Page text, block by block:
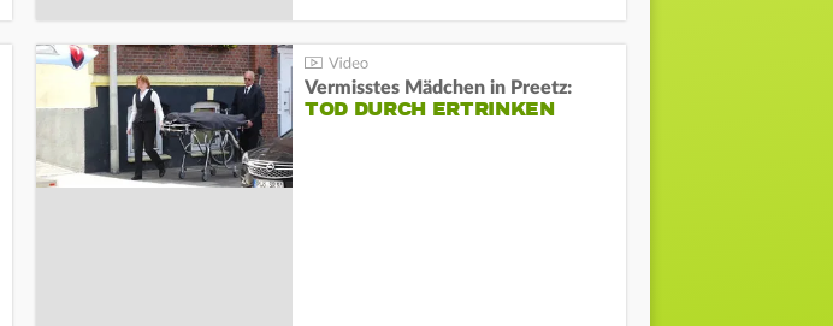
Vermisstes Mädchen in Preetz:
TOD DURCH ERTRINKEN